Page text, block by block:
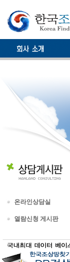
온라인상담실
열람신청 게시판